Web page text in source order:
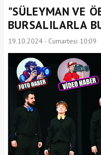
"SÜLEYMAN VE
BURSALILARLA
19.10.2024 - Cumartesi 10:09